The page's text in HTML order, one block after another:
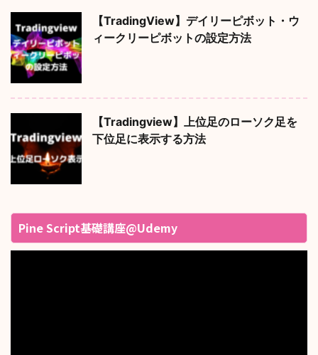
【TradingView】デイリーピボット・ウ
ィークリーピボットの設定方法
【Tradingview】上位足のローソク足を
下位足に表示する方法
Pine Script基礎講座@Udemy